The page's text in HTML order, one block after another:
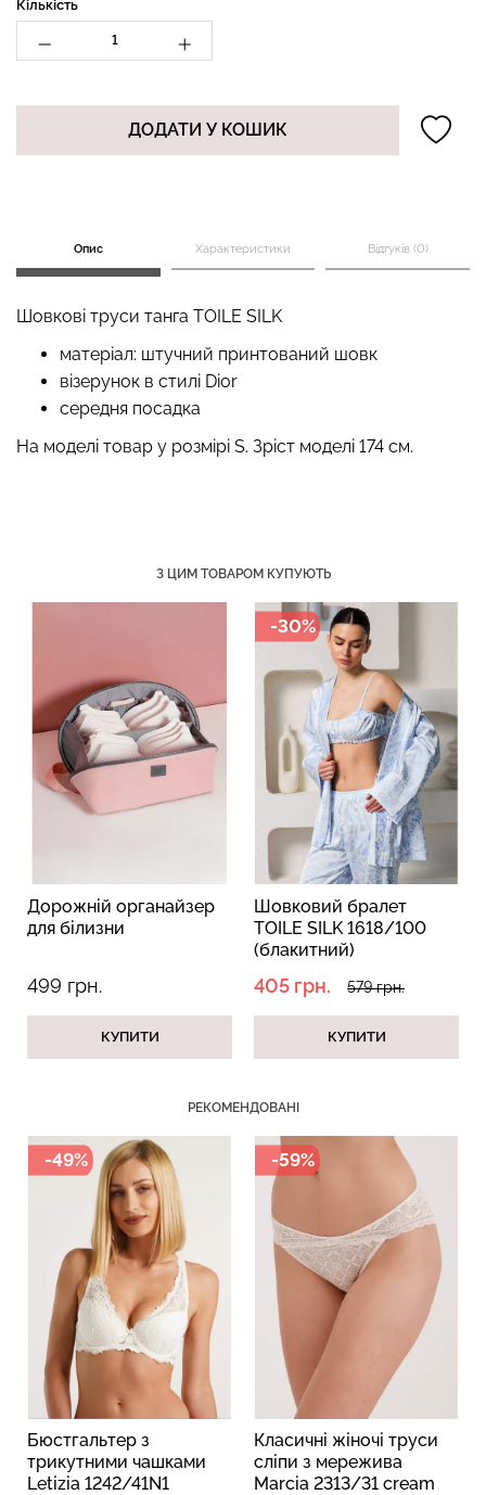
Кількість
ДОДАТИ У КОШИК
Опис Характеристики Відгуків (0)
Шовкові труси танга TOILE SILK
матеріал: штучний принтований шовк
візерунок в стилі Dior
середня посадка
На моделі товар у розмірі S. Зріст моделі 174 см.
З ЦИМ ТОВАРОМ КУПУЮТЬ
Дорожній органайзер
для білизни
499 грн.
КУПИТИ
-30%
Шовковий бралет
TOILE SILK 1618/100
(блакитний)
405 грн. 579 грн.
КУПИТИ
РЕКОМЕНДОВАНІ
-49%
Бюстгальтер з
трикутними чашками
Letizia 1242/41N1
-59%
Класичні жіночі труси
сліпи з мережива
Marcia 2313/31 cream
BRIEFS (чорний) Giulia
Топ на бретелях в рубчик
CAMI TOP RIB white (білий)
499 грн.
бретелях CAMI TOP
(білий) Giulia
279 грн.399 грн.
(бежевий) Giulia
699 грн.
ефектом безшовні
(чорний) Giulia
454 грн.